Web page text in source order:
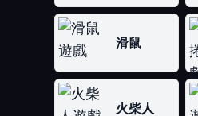
滑鼠
火柴人